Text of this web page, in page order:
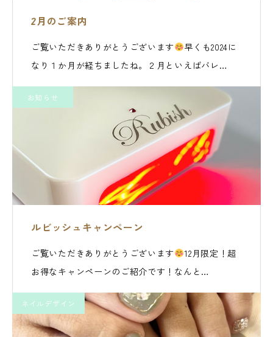
2月のご案内
ご覧いただきありがとうございます
早くも2024に
なり１か月が経ちましたね。２月といえばバレ…
お知らせ
ルビッシュキャンペーン
ご覧いただきありがとうございます
12月限定！超
お得なキャンペーンのご紹介です！なんと…
ネイルデザイン